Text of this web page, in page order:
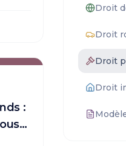
:
Droit
Droit
Droit
Droit